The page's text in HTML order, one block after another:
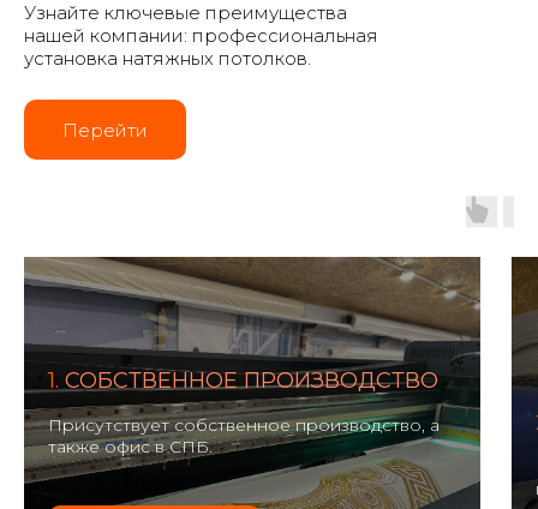
Узнайте ключевые преимущества
нашей компании: профессиональная
установка натяжных потолков.
Перейти
1. СОБСТВЕННОЕ ПРОИЗВОДСТВО
Присутствует собственное производство, а
также офис в СПБ.